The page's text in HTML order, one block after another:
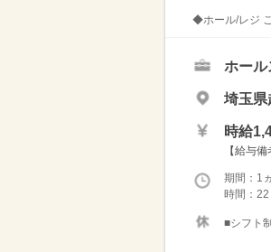
◆ホール/レジ
ホール
埼玉県
時給
【給与
期間：
時間：
■シフト